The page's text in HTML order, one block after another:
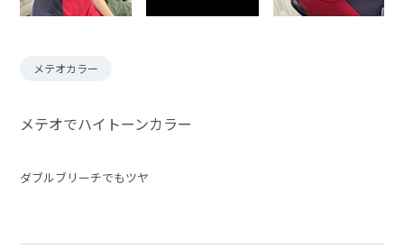
メテオカラー
メテオでハイトーンカラー
ダブルブリーチでもツヤ